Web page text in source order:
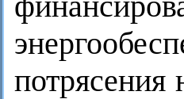
потрясения